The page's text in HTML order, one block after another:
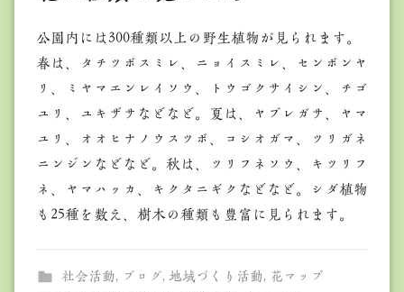
公園内には300種類以上の野生植物が見られます。
春は、タチツボスミレ、ニョイスミレ、センボンヤ
リ、ミヤマエンレイソウ、トウゴクサイシン、チゴ
ユリ、ユキザサなどなど。夏は、ヤブレガサ、ヤマ
ユリ、オオヒナノウスツボ、コシオガマ、ツリガネ
ニンジンなどなど。秋は、ツリフネソウ、キツリフ
ネ、ヤマハッカ、キクタニギクなどなど。シダ植物
も25種を数え、樹木の種類も豊富に見られます。
社会活動, ブログ, 地域づくり活動, 花マップ